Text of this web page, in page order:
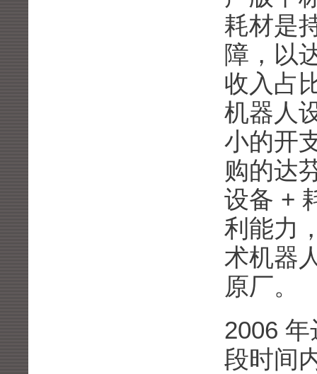
耗材是
障，以
收入占
机器人
小的开
购的达
设备 +
利能力
术机器
原厂。
2006
段时间